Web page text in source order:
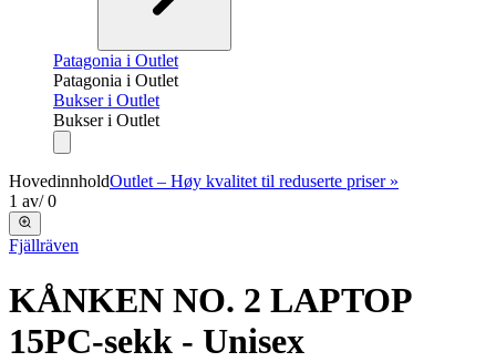
Patagonia i Outlet
Patagonia i Outlet
Bukser i Outlet
Bukser i Outlet
HovedinnholdOutlet – Høy kvalitet til reduserte priser »
1 av/ 0
Fjällräven
KÅNKEN NO. 2 LAPTOP
15PC-sekk - Unisex